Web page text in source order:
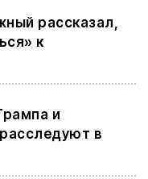
рассказал,
к
и
в